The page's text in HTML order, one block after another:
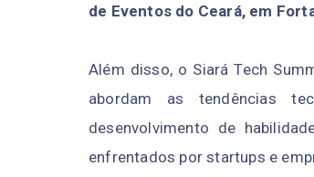
de Eventos do Ceará, em
Além disso, o Siará Tech
abordam as tendências
desenvolvimento de
enfrentados por startups e